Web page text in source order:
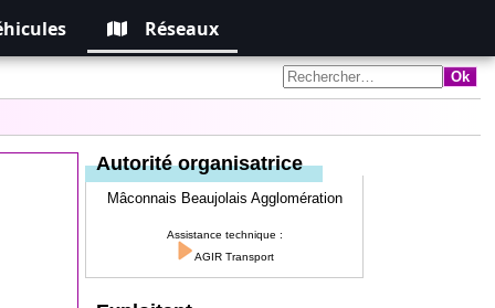
Réseaux
Autorité organisatrice
Mâconnais Beaujolais Agglomération
Assistance technique :
AGIR Transport